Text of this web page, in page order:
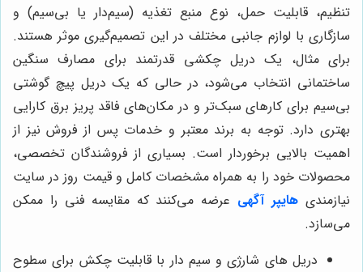
تنظیم، قابلیت حمل، نوع منبع تغذیه (سیم‌دار یا بی‌سیم) و
سازگاری با لوازم جانبی مختلف در این تصمیم‌گیری موثر هستند.
برای مثال، یک دریل چکشی قدرتمند برای مصارف سنگین
ساختمانی انتخاب می‌شود، در حالی که یک دریل پیچ گوشتی
بی‌سیم برای کارهای سبک‌تر و در مکان‌های فاقد پریز برق کارایی
بهتری دارد. توجه به برند معتبر و خدمات پس از فروش نیز از
اهمیت بالایی برخوردار است. بسیاری از فروشندگان تخصصی،
محصولات خود را به همراه مشخصات کامل و قیمت روز در سایت
نیازمندی هایپر آگهی عرضه می‌کنند که مقایسه فنی را ممکن
می‌سازد.
دریل های شارژی و سیم دار با قابلیت چکش برای سطوح